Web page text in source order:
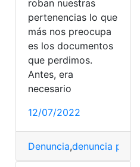
roban nuestras
pertenencias lo que
más nos preocupa
es los documentos
que perdimos.
Antes, era
necesario
12/07/2022
Denuncia,denuncia